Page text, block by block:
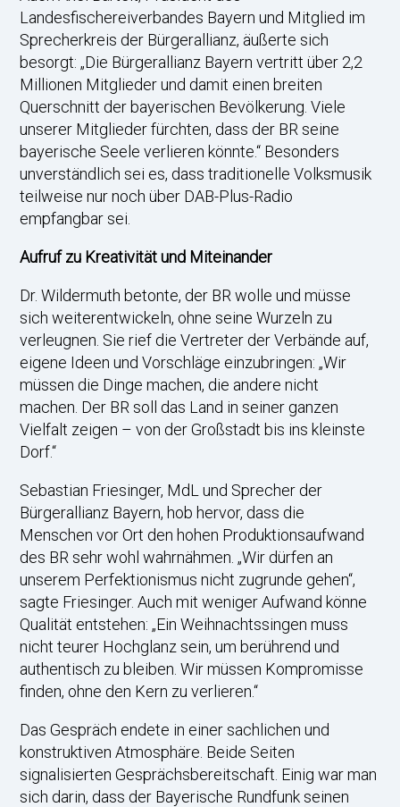
Landesfischereiverbandes Bayern und Mitglied im
Sprecherkreis der Bürgerallianz, äußerte sich
besorgt: „Die Bürgerallianz Bayern vertritt über 2,2
Millionen Mitglieder und damit einen breiten
Querschnitt der bayerischen Bevölkerung. Viele
unserer Mitglieder fürchten, dass der BR seine
bayerische Seele verlieren könnte.“ Besonders
unverständlich sei es, dass traditionelle Volksmusik
teilweise nur noch über DAB-Plus-Radio
empfangbar sei.
Aufruf zu Kreativität und Miteinander
Dr. Wildermuth betonte, der BR wolle und müsse
sich weiterentwickeln, ohne seine Wurzeln zu
verleugnen. Sie rief die Vertreter der Verbände auf,
eigene Ideen und Vorschläge einzubringen: „Wir
müssen die Dinge machen, die andere nicht
machen. Der BR soll das Land in seiner ganzen
Vielfalt zeigen – von der Großstadt bis ins kleinste
Dorf.“
Sebastian Friesinger, MdL und Sprecher der
Bürgerallianz Bayern, hob hervor, dass die
Menschen vor Ort den hohen Produktionsaufwand
des BR sehr wohl wahrnähmen. „Wir dürfen an
unserem Perfektionismus nicht zugrunde gehen“,
sagte Friesinger. Auch mit weniger Aufwand könne
Qualität entstehen: „Ein Weihnachtssingen muss
nicht teurer Hochglanz sein, um berührend und
authentisch zu bleiben. Wir müssen Kompromisse
finden, ohne den Kern zu verlieren.“
Das Gespräch endete in einer sachlichen und
konstruktiven Atmosphäre. Beide Seiten
signalisierten Gesprächsbereitschaft. Einig war man
sich darin, dass der Bayerische Rundfunk seinen